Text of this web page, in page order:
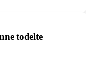
todelte